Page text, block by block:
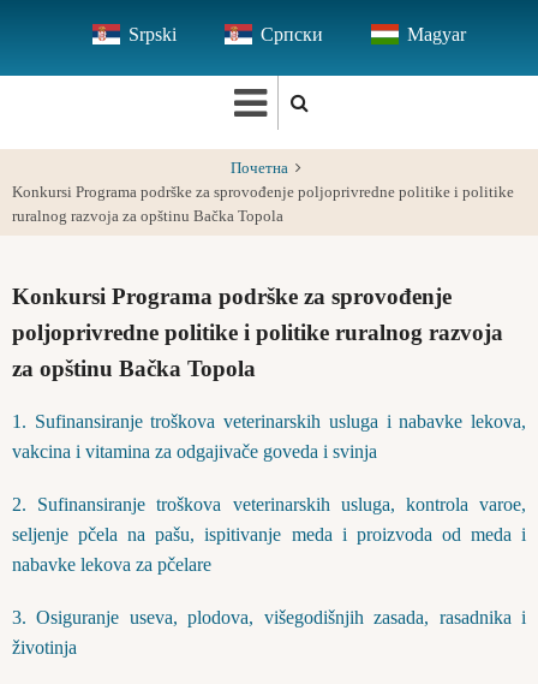
main
Srpski Српски Magyar
Почетна
Konkursi Programa podrške za sprovođenje poljoprivredne politike i politike
ruralnog razvoja za opštinu Bačka Topola
Konkursi Programa podrške za sprovođenje
poljoprivredne politike i politike ruralnog razvoja
za opštinu Bačka Topola
1. Sufinansiranje troškova veterinarskih usluga i nabavke lekova,
vakcina i vitamina za odgajivače goveda i svinja
2. Sufinansiranje troškova veterinarskih usluga, kontrola varoe,
seljenje pčela na pašu, ispitivanje meda i proizvoda od meda i
nabavke lekova za pčelare
3. Osiguranje useva, plodova, višegodišnjih zasada, rasadnika i
životinja